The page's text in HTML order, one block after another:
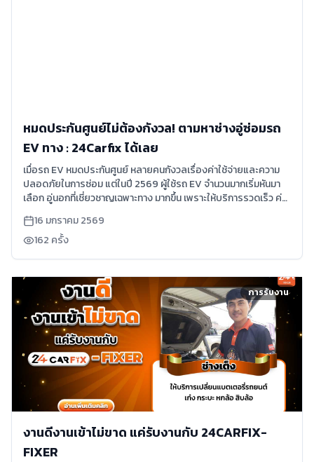
หมดประกันศูนย์ไม่ต้องกังวล! ตามหาช่างอู่ซ่อมรถ
EV ทาง : 24Carfix ได้เลย
เมื่อรถ EV หมดประกันศูนย์ หลายคนกังวลเรื่องค่าใช้จ่ายและความ
ปลอดภัยในการซ่อม แต่ในปี 2569 ผู้ใช้รถ EV จำนวนมากเริ่มหันมา
เลือก อู่นอกที่เชี่ยวชาญเฉพาะทาง มากขึ้น เพราะให้บริการรวดเร็ว ค่า
ใช้จ่ายคุ้มค่า และดูแลได้ตรงจุดมากกว่า
16 มกราคม 2569
162 ครั้ง
การรับงาน
งานดีงานเข้าไม่ขาด แค่รับงานกับ 24CARFIX-
FIXER